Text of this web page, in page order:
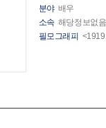
분야 배우
소속 해당정보없음
필모그래피